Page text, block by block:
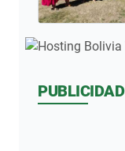
PUBLICIDAD